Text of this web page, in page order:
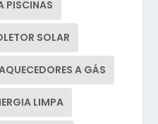
PISCINAS
SOLAR
A GÁS
LIMPA